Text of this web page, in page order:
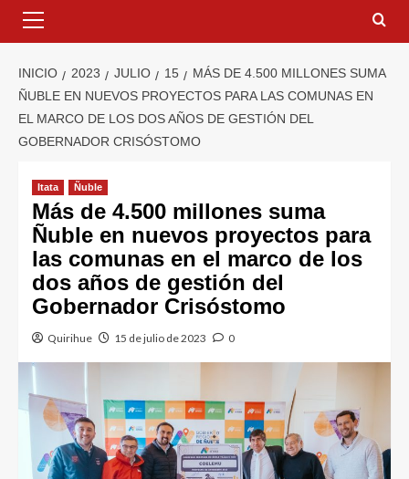
INICIO 2023 JULIO 15
MÁS DE 4.500 MILLONES SUMA
ÑUBLE EN NUEVOS PROYECTOS PARA LAS COMUNAS EN
EL MARCO DE LOS DOS AÑOS DE GESTIÓN DEL
GOBERNADOR CRISÓSTOMO
Itata Ñuble
Más de 4.500 millones suma
Ñuble en nuevos proyectos para
las comunas en el marco de los
dos años de gestión del
Gobernador Crisóstomo
Quirihue 15 de julio de 2023 0